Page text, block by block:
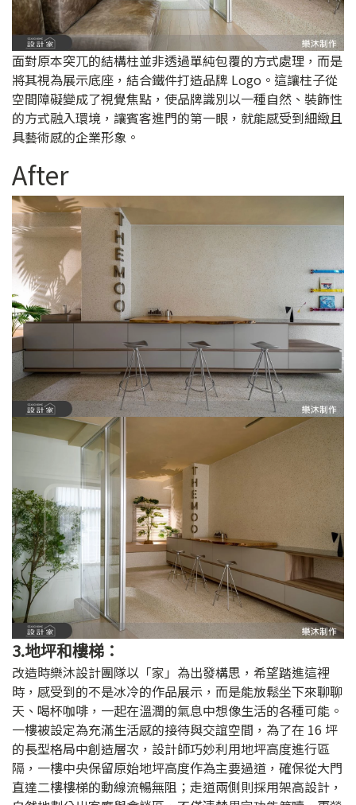
面對原本突兀的結構柱並非透過單純包覆的方式處理，而是
將其視為展示底座，結合鐵件打造品牌 Logo。這讓柱子從
空間障礙變成了視覺焦點，使品牌識別以一種自然、裝飾性
的方式融入環境，讓賓客進門的第一眼，就能感受到細緻且
具藝術感的企業形象。
After
3.地坪和樓梯：
改造時樂沐設計團隊以「家」為出發構思，希望踏進這裡
時，感受到的不是冰冷的作品展示，而是能放鬆坐下來聊聊
天、喝杯咖啡，一起在溫潤的氣息中想像生活的各種可能。
一樓被設定為充滿生活感的接待與交誼空間，為了在 16 坪
的長型格局中創造層次，設計師巧妙利用地坪高度進行區
隔，一樓中央保留原始地坪高度作為主要過道，確保從大門
直達二樓樓梯的動線流暢無阻；走道兩側則採用架高設計，